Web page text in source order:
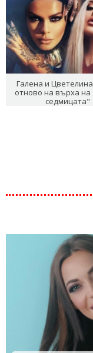
Галена и
отново на върха на
седмицата"